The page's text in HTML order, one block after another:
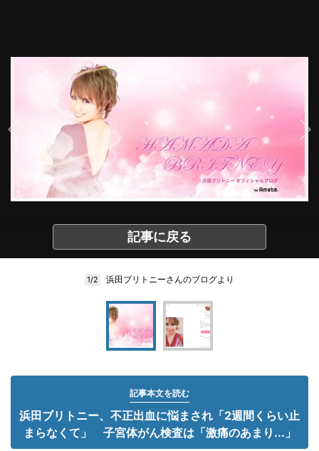
記事に戻る
1/2 浜田ブリトニーさんのブログより
記事本文を読む
浜田ブリトニー、不正出血に悩まされ「2週間くらい止
まらなくて」 子宮体がん検査は「激痛のあまり...」